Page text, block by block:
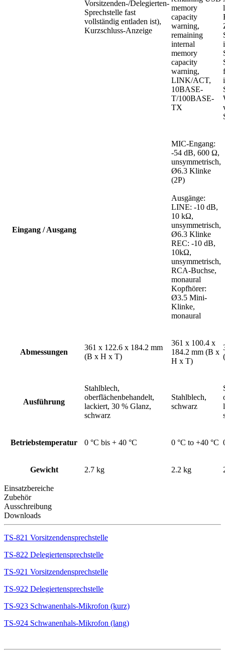
Vorsitzenden-/Delegierten-
Sprechstelle fast
vollständig entladen ist),
Kurzschluss-Anzeige
memory
capacity
warning,
remaining
internal
memory
capacity
warning,
LINK/ACT,
10BASE-
T/100BASE-
TX
Eingang / Ausgang
MIC-Engang:
-54 dB, 600 Ω,
unsymmetrisch,
Ø6.3 Klinke
(2P)
Ausgänge:
LINE: -10 dB,
10 kΩ,
unsymmetrisch,
Ø6.3 Klinke
REC: -10 dB,
10kΩ,
unsymmetrisch,
RCA-Buchse,
monaural
Kopfhörer:
Ø3.5 Mini-
Klinke,
monaural
Abmessungen
361 x 122.6 x 184.2 mm
(B x H x T)
361 x 100.4 x
184.2 mm (B x
H x T)
Ausführung
Stahlblech,
oberflächenbehandelt,
lackiert, 30 % Glanz,
schwarz
Stahlblech,
schwarz
Betriebstemperatur 0 °C bis + 40 °C 0 °C to +40 °C
Gewicht 2.7 kg 2.2 kg
Einsatzbereiche
Zubehör
Ausschreibung
Downloads
TS-821 Vorsitzendensprechstelle
TS-822 Delegiertensprechstelle
TS-921 Vorsitzendensprechstelle
TS-922 Delegiertensprechstelle
TS-923 Schwanenhals-Mikrofon (kurz)
TS-924 Schwanenhals-Mikrofon (lang)